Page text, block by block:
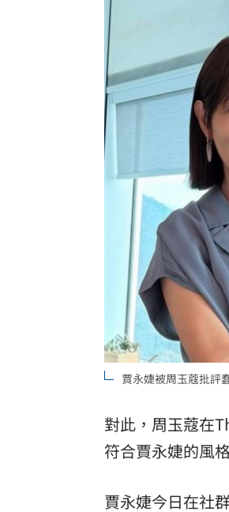
賈永婕被周玉蔻批評
對此，周玉蔻在
符合賈永婕的風
賈永婕今日在社